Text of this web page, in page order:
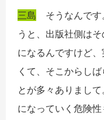
三島 そうなんです
うと、出版社側は
になるんですけど
くて、そこからし
とが多々ありまし
になっていく危険